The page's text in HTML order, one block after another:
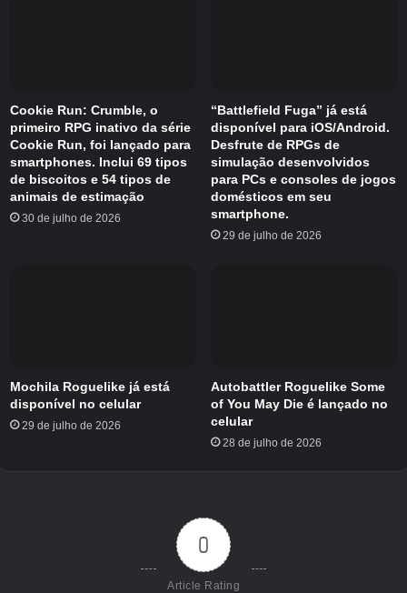
Cookie Run: Crumble, o
primeiro RPG inativo da série
Cookie Run, foi lançado para
smartphones. Inclui 69 tipos
de biscoitos e 54 tipos de
animais de estimação
30 de julho de 2026
“Battlefield Fuga” já está
disponível para iOS/Android.
Desfrute de RPGs de
simulação desenvolvidos
para PCs e consoles de jogos
domésticos em seu
smartphone.
29 de julho de 2026
Mochila Roguelike já está
disponível no celular
29 de julho de 2026
Autobattler Roguelike Some
of You May Die é lançado no
celular
28 de julho de 2026
0
Article Rating